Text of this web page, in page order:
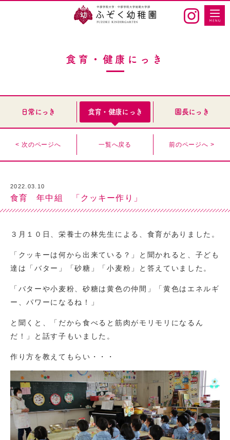
食育・健康にっき
日常にっき 食育・健康にっき 園長にっき
< 次のページへ 一覧へ戻る 前のページへ >
2022.03.10
食育 年中組 「クッキー作り」
３月１０日、栄養士の林先生による、食育がありました。
「クッキーは何から出来ている？」と聞かれると、子ども
達は「バター」「砂糖」「小麦粉」と答えていました。
「バターや小麦粉、砂糖は黄色の仲間」「黄色はエネルギ
ー、パワーになるね！」
と聞くと、「だから食べると筋肉がモリモリになるん
だ！」と話す子もいました。
作り方を教えてもらい・・・